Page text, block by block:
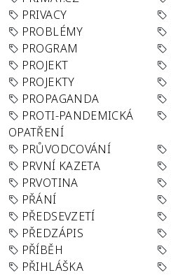
PRIVACY
PROBLÉMY
PROGRAM
PROJEKT
PROJEKTY
PROPAGANDA
PROTI-PANDEMICKÁ
OPATŘENÍ
PRŮVODCOVÁNÍ
PRVNÍ KAZETA
PRVOTINA
PŘÁNÍ
PŘEDSEVZETÍ
PŘEDZÁPIS
PŘÍBĚH
PŘIHLÁŠKA